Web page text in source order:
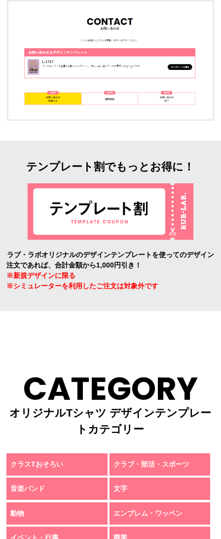
テンプレート割でもっとお得に！
ラブ・ラボオリジナルのデザインテンプレートを使ってのデザイン
注文であれば、合計金額から1,000円引き！
※新規デザインに限る
※シミュレーターを利用したご注文は対象外です
CATEGORY
オリジナルTシャツ デザインテンプレー
トカテゴリー
クラスTおそろい クラブ・部活・スポーツ
音楽バンド 文字
動物 エンブレム・ワッペン